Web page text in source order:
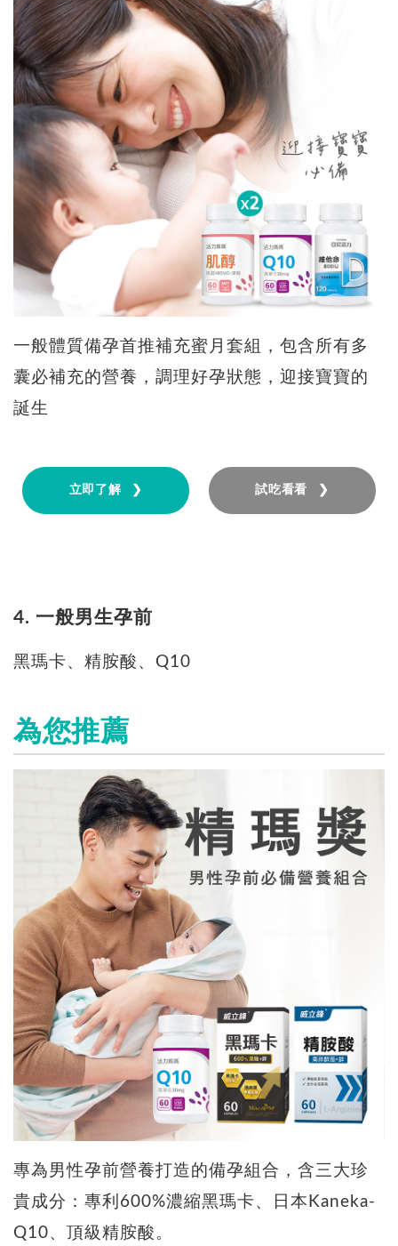
一般體質備孕首推補充蜜月套組，包含所有多
囊必補充的營養，調理好孕狀態，迎接寶寶的
誕生
立即了解 ❯ 試吃看看 ❯
4. 一般男生孕前
黑瑪卡、精胺酸、Q10
為您推薦
專為男性孕前營養打造的備孕組合，含三大珍
貴成分：專利600%濃縮黑瑪卡、日本Kaneka-
Q10、頂級精胺酸。